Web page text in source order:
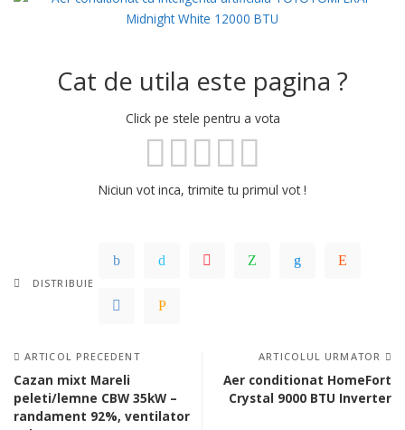
Cat de utila este pagina ?
Click pe stele pentru a vota
Niciun vot inca, trimite tu primul vot !
DISTRIBUIE
ARTICOL PRECEDENT
Cazan mixt Mareli
peleti/lemne CBW 35kW –
randament 92%, ventilator
ARTICOLUL URMATOR
Aer conditionat HomeFort
Crystal 9000 BTU Inverter